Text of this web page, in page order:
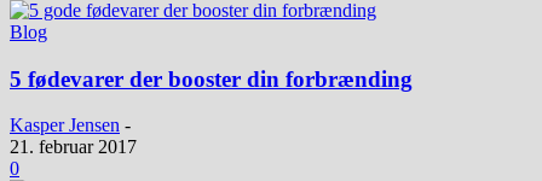
Blog
5 fødevarer der booster din forbrænding
Kasper Jensen -
21. februar 2017
0